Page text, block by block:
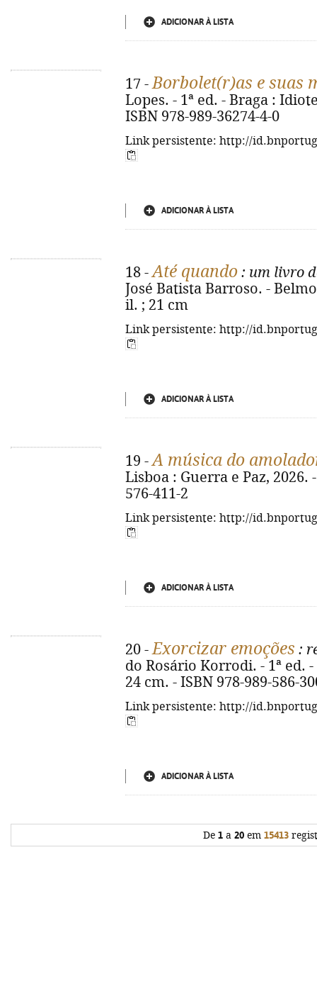
ADICIONAR À LISTA
17 -Borbolet(r)as e suas
Lopes. - 1ª ed. - Braga :
ISBN 978-989-36274-4-0
Link persistente: http://
ADICIONAR À LISTA
18 -Até quando : um livro
José Batista Barroso. -
il. ; 21 cm
Link persistente: http://
ADICIONAR À LISTA
19 -A música do
Lisboa : Guerra e Paz, 2026.
576-411-2
Link persistente: http://
ADICIONAR À LISTA
20 -Exorcizar emoções :
do Rosário Korrodi. - 1ª ed.
24 cm. - ISBN 978-989-586-
Link persistente: http://
ADICIONAR À LISTA
De 1 a 20 em 15413